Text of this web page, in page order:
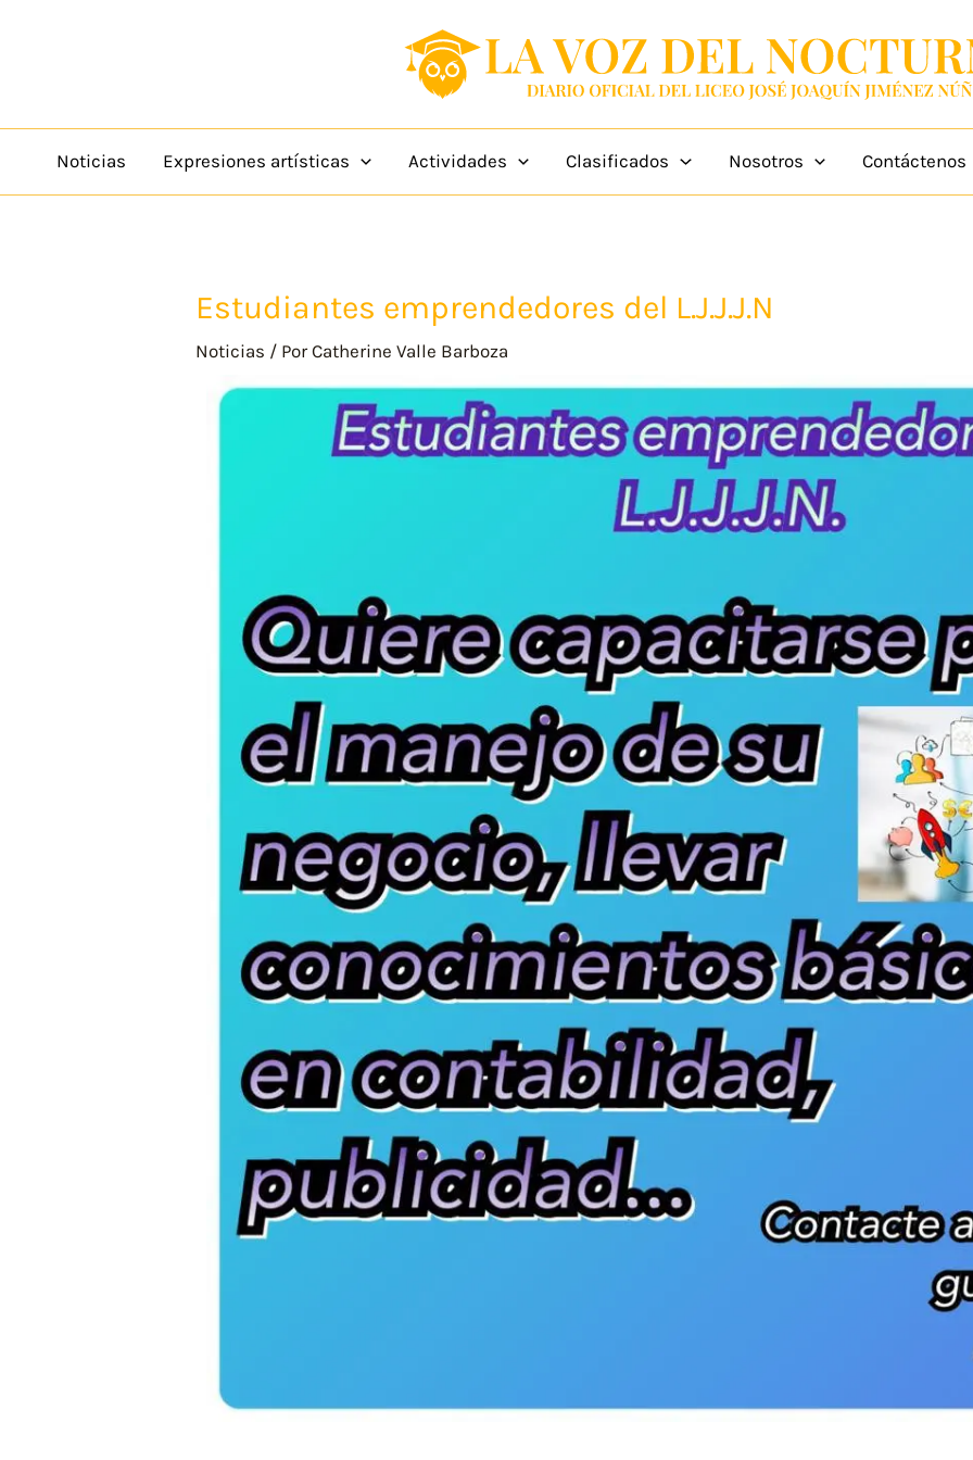
Noticias Expresiones artísticas Actividades Clasificados Nosotros Contáctenos
Estudiantes emprendedores del L.J.J.J.N
Noticias / PorCatherine Valle Barboza